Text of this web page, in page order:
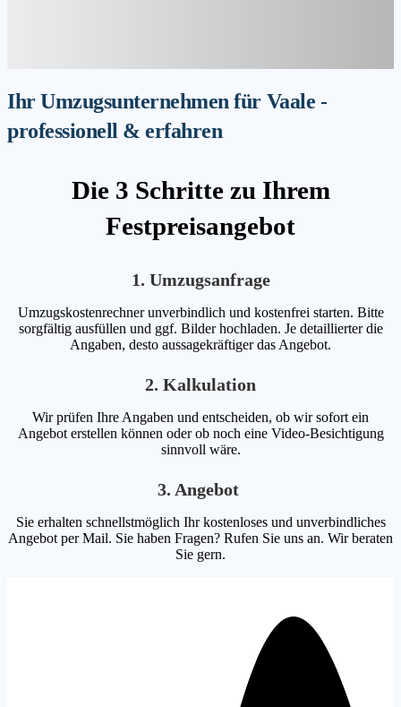
Ihr Umzugsunternehmen für Vaale -
professionell & erfahren
Die 3 Schritte zu Ihrem
Festpreisangebot
1. Umzugsanfrage
Umzugskostenrechner unverbindlich und kostenfrei starten. Bitte
sorgfältig ausfüllen und ggf. Bilder hochladen. Je detaillierter die
Angaben, desto aussagekräftiger das Angebot.
2. Kalkulation
Wir prüfen Ihre Angaben und entscheiden, ob wir sofort ein
Angebot erstellen können oder ob noch eine Video-Besichtigung
sinnvoll wäre.
3. Angebot
Sie erhalten schnellstmöglich Ihr kostenloses und unverbindliches
Angebot per Mail. Sie haben Fragen? Rufen Sie uns an. Wir beraten
Sie gern.